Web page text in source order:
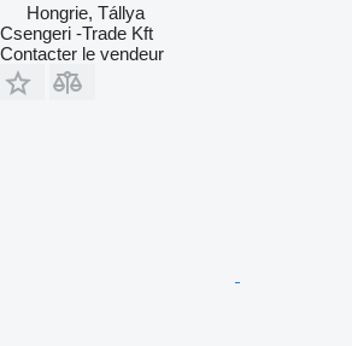
Hongrie, Tállya
Csengeri -Trade Kft
Contacter le vendeur